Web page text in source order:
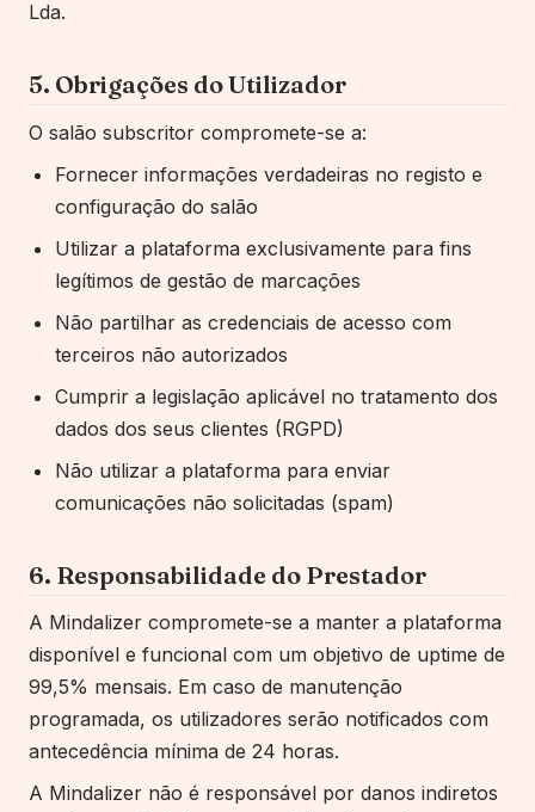
Lda.
5. Obrigações do Utilizador
O salão subscritor compromete-se a:
Fornecer informações verdadeiras no registo e
configuraçãodo salão
Utilizar a plataforma exclusivamente para fins
legítimos de gestão de marcações
Não partilhar as credenciais de acesso com
terceiros não autorizados
Cumprir a legislação aplicável no tratamento dos
dados dos seus clientes (RGPD)
Não utilizar a plataforma para enviar
comunicações não solicitadas (spam)
6. Responsabilidade do Prestador
A Mindalizer compromete-se a manter a plataforma
disponível e funcional com um objetivo de uptime de
99,5% mensais. Em caso de manutenção
programada, os utilizadores serão notificados com
antecedência mínima de 24 horas.
A Mindalizer não é responsável por danos indiretos